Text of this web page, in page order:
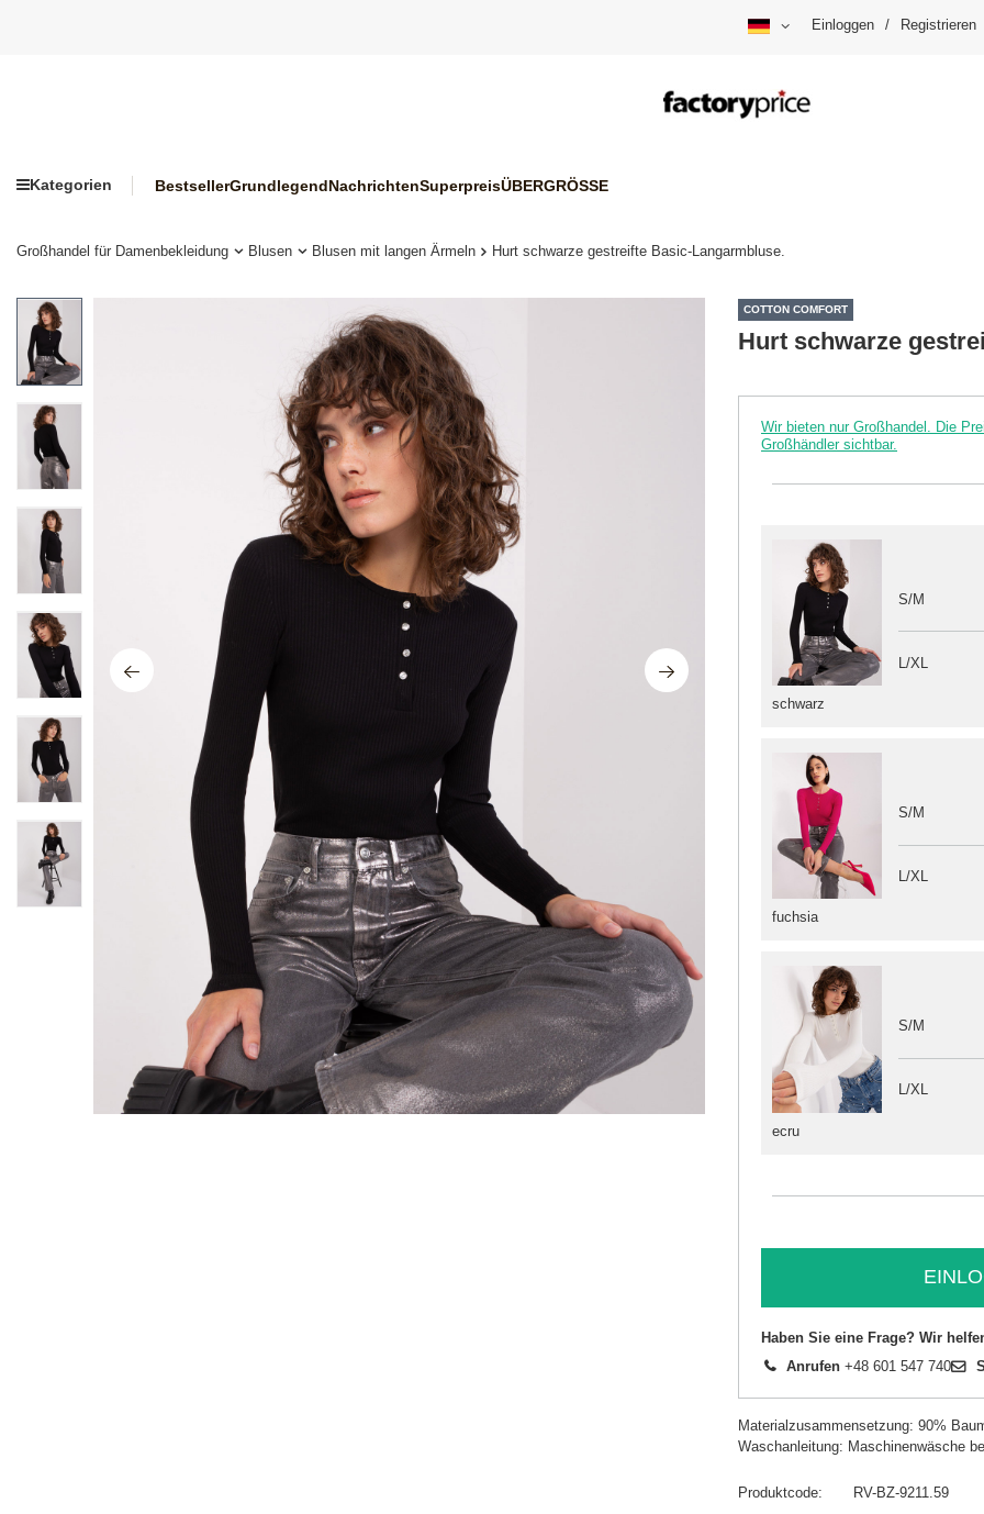
Einloggen / Registrieren
Kategorien BestsellerGrundlegendNachrichtenSuperpreisÜBERGRÖSSE
Großhandel für Damenbekleidung Blusen Blusen mit langen Ärmeln Hurt schwarze gestreifte Basic-Langarmbluse.
COTTON COMFORT
Hurt schwarze
Wir bieten nur Großhandel. Die
Großhändler sichtbar.
schwarz
S/M
L/XL
fuchsia
S/M
L/XL
ecru
S/M
L/XL
Haben Sie eine Frage? Wir
Anrufen +48 601 547 740
Materialzusammensetzung: 90%
Waschanleitung: Maschinenwäsche
Produktcode
RV-BZ-9211.59